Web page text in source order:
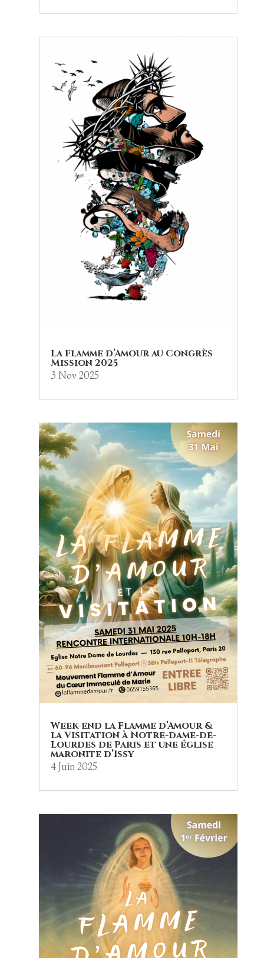
La Flamme d’Amour au Congrès
Mission 2025
3 Nov 2025
Week-end la Flamme d’Amour &
la Visitation à Notre-dame-de-
Lourdes de Paris et une église
maronite d’Issy
4 Juin 2025